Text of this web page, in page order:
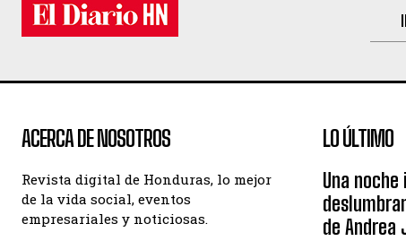
ACERCA DE NOSOTROS
Revista digital de Honduras, lo mejor
de la vida social, eventos
empresariales y noticiosas.
LO ÚLTIMO
Una
de Andrea